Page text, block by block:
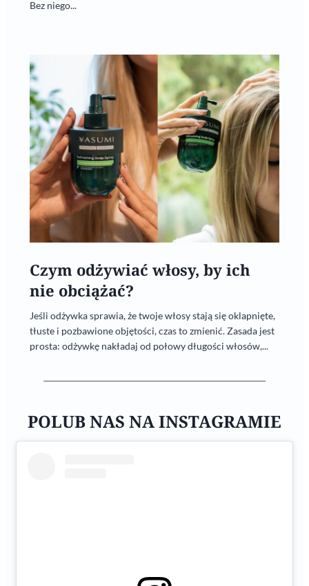
Bez niego...
Czym odżywiać włosy, by ich
nie obciążać?
Jeśli odżywka sprawia, że twoje włosy stają się oklapnięte,
tłuste i pozbawione objętości, czas to zmienić. Zasada jest
prosta: odżywkę nakładaj od połowy długości włosów,...
POLUB NAS NA INSTAGRAMIE